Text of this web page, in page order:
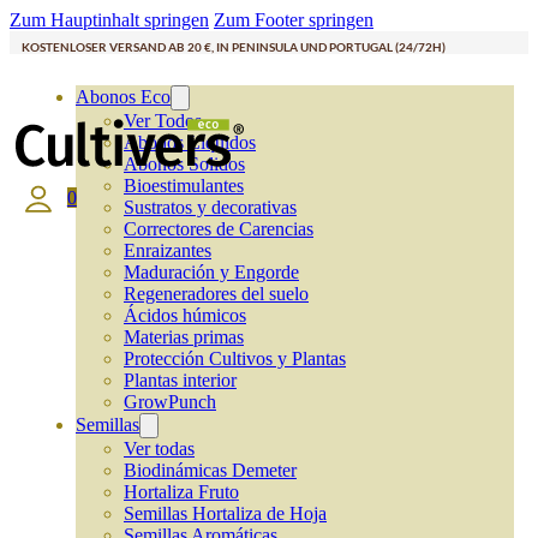
Zum Hauptinhalt springen Zum Footer springen
KOSTENLOSER VERSAND AB 20 €, IN PENINSULA UND PORTUGAL (24/72H)
Abonos Eco
Ver Todos
Abonos Líquidos
Abonos Solidos
Bioestimulantes
Sustratos y decorativas
Correctores de Carencias
Enraizantes
Maduración y Engorde
Regeneradores del suelo
Ácidos húmicos
Materias primas
Protección Cultivos y Plantas
Plantas interior
GrowPunch
Semillas
Ver todas
Biodinámicas Demeter
Hortaliza Fruto
Semillas Hortaliza de Hoja
0